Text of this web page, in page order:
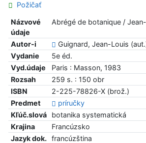
Požičať
Názvové
údaje
Abrégé de botanique /
Autor-i
Guignard, Jean-Louis
Vydanie
5e éd.
Vyd.údaje
Paris : Masson, 1983
Rozsah
259 s. : 150 obr
ISBN
2-225-78826-X (brož.)
Predmet
príručky
Kľúč.slová
botanika systematická
Krajina
Francúzsko
Jazyk dok.
francúzština